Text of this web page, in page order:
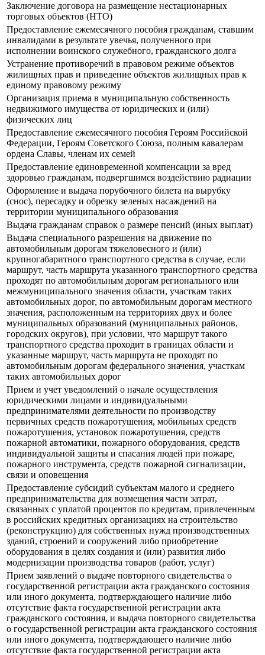
Заключение договора на размещение нестационарных
торговых объектов (НТО)
Предоставление ежемесячного пособия гражданам, ставшим
инвалидами в результате увечья, полученного при
исполнении воинского служебного, гражданского долга
Устранение противоречий в правовом режиме объектов
жилищных прав и приведение объектов жилищных прав к
единому правовому режиму
Организация приема в муниципальную собственность
недвижимого имущества от юридических и (или)
физических лиц
Предоставление ежемесячного пособия Героям Российской
Федерации, Героям Советского Союза, полным кавалерам
ордена Славы, членам их семей
Предоставление единовременной компенсации за вред
здоровью гражданам, подвергшимся воздействию радиации
Оформление и выдача порубочного билета на вырубку
(снос), пересадку и обрезку зеленых насаждений на
территории муниципального образования
Выдача гражданам справок о размере пенсий (иных выплат)
Выдача специального разрешения на движение по
автомобильным дорогам тяжеловесного и (или)
крупногабаритного транспортного средства в случае, если
маршрут, часть маршрута указанного транспортного средства
проходят по автомобильным дорогам регионального или
межмуниципального значения области, участкам таких
автомобильных дорог, по автомобильным дорогам местного
значения, расположенным на территориях двух и более
муниципальных образований (муниципальных районов,
городских округов), при условии, что маршрут такого
транспортного средства проходит в границах области и
указанные маршрут, часть маршрута не проходят по
автомобильным дорогам федерального значения, участкам
таких автомобильных дорог
Прием и учет уведомлений о начале осуществления
юридическими лицами и индивидуальными
предпринимателями деятельности по производству
первичных средств пожаротушения, мобильных средств
пожаротушения, установок пожаротушения, средств
пожарной автоматики, пожарного оборудования, средств
индивидуальной защиты и спасания людей при пожаре,
пожарного инструмента, средств пожарной сигнализации,
связи и оповещения
Предоставление субсидий субъектам малого и среднего
предпринимательства для возмещения части затрат,
связанных с уплатой процентов по кредитам, привлеченным
в российских кредитных организациях на строительство
(реконструкцию) для собственных нужд производственных
зданий, строений и сооружений либо приобретение
оборудования в целях создания и (или) развития либо
модернизации производства товаров (работ, услуг)
Прием заявлений о выдаче повторного свидетельства о
государственной регистрации акта гражданского состояния
или иного документа, подтверждающего наличие либо
отсутствие факта государственной регистрации акта
гражданского состояния, и выдача повторного свидетельства
о государственной регистрации акта гражданского состояния
или иного документа, подтверждающего наличие либо
отсутствие факта государственной регистрации акта